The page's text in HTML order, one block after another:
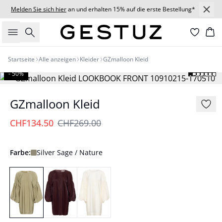
Melden Sie sich hieran und erhalten 15% auf die erste Bestellung*
Suche
Startseite Alle anzeigen Kleider GZmalloon Kleid
- 50%
GZmalloon Kleid
CHF134.50 CHF269.00
Farbe: Silver Sage / Nature